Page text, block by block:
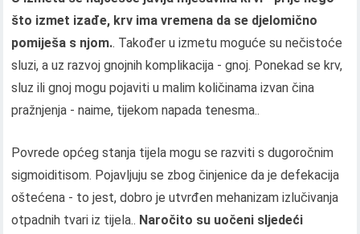
što izmet izađe, krv ima vremena da se djelomično
pomiješa s njom.. Također u izmetu moguće su nečistoće
sluzi, a uz razvoj gnojnih komplikacija - gnoj. Ponekad se krv,
sluz ili gnoj mogu pojaviti u malim količinama izvan čina
pražnjenja - naime, tijekom napada tenesma..
Povrede općeg stanja tijela mogu se razviti s dugoročnim
sigmoiditisom. Pojavljuju se zbog činjenice da je defekacija
oštećena - to jest, dobro je utvrđen mehanizam izlučivanja
otpadnih tvari iz tijela.. Naročito su uočeni sljedeći